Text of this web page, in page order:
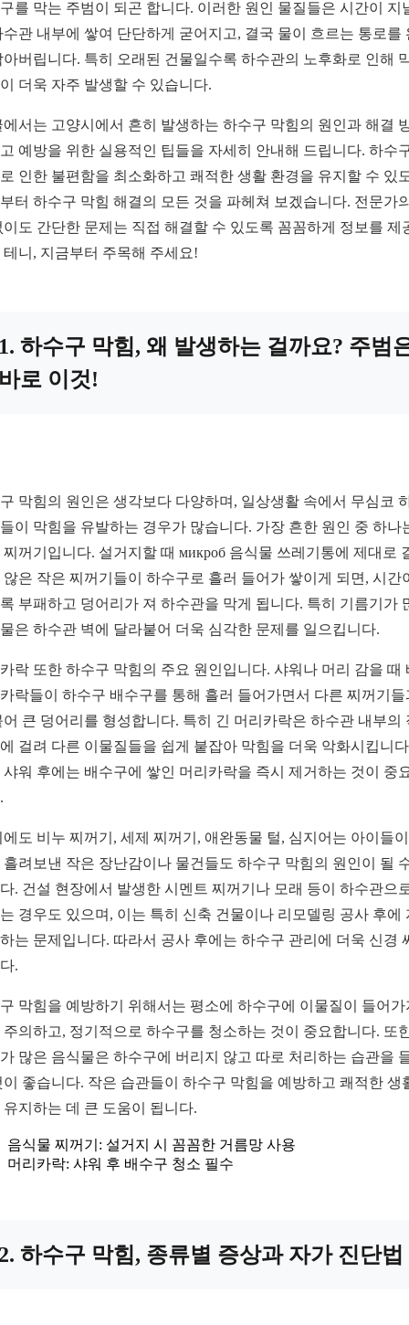
를 막는 주범이 되곤 합니다. 이러한 원인 물질들은 시간이 지
수관 내부에 쌓여 단단하게 굳어지고, 결국 물이 흐르는 통로를
아버립니다. 특히 오래된 건물일수록 하수관의 노후화로 인해
더욱 자주 발생할 수 있습니다.
에서는 고양시에서 흔히 발생하는 하수구 막힘의 원인과 해결
예방을 위한 실용적인 팁들을 자세히 안내해 드립니다. 하수
인한 불편함을 최소화하고 쾌적한 생활 환경을 유지할 수 있
터 하수구 막힘 해결의 모든 것을 파헤쳐 보겠습니다. 전문가
이도 간단한 문제는 직접 해결할 수 있도록 꼼꼼하게 정보를 제
테니, 지금부터 주목해 주세요!
하수구 막힘, 왜 발생하는 걸까요? 주범
로 이것!
막힘의 원인은 생각보다 다양하며, 일상생활 속에서 무심코
이 막힘을 유발하는 경우가 많습니다. 가장 흔한 원인 중 하나
찌꺼기입니다. 설거지할 때 микроб 음식물 쓰레기통에 제대로
않은 작은 찌꺼기들이 하수구로 흘러 들어가 쌓이게 되면, 시간
부패하고 덩어리가 져 하수관을 막게 됩니다. 특히 기름기가
은 하수관 벽에 달라붙어 더욱 심각한 문제를 일으킵니다.
락 또한 하수구 막힘의 주요 원인입니다. 샤워나 머리 감을 때
락들이 하수구 배수구를 통해 흘러 들어가면서 다른 찌꺼기들
어 큰 덩어리를 형성합니다. 특히 긴 머리카락은 하수관 내부의
걸려 다른 이물질들을 쉽게 붙잡아 막힘을 더욱 악화시킵니
샤워 후에는 배수구에 쌓인 머리카락을 즉시 제거하는 것이 중
에도 비누 찌꺼기, 세제 찌꺼기, 애완동물 털, 심지어는 아이들
흘려보낸 작은 장난감이나 물건들도 하수구 막힘의 원인이 될
. 건설 현장에서 발생한 시멘트 찌꺼기나 모래 등이 하수관으
경우도 있으며, 이는 특히 신축 건물이나 리모델링 공사 후에
는 문제입니다. 따라서 공사 후에는 하수구 관리에 더욱 신경
.
막힘을 예방하기 위해서는 평소에 하수구에 이물질이 들어가
주의하고, 정기적으로 하수구를 청소하는 것이 중요합니다. 또
많은 음식물은 하수구에 버리지 않고 따로 처리하는 습관을
이 좋습니다. 작은 습관들이 하수구 막힘을 예방하고 쾌적한 생
유지하는 데 큰 도움이 됩니다.
음식물 찌꺼기: 설거지 시 꼼꼼한 거름망 사용
머리카락: 샤워 후 배수구 청소 필수
하수구 막힘, 종류별 증상과 자가 진단법